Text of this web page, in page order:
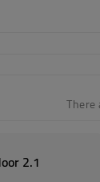
There
2.1